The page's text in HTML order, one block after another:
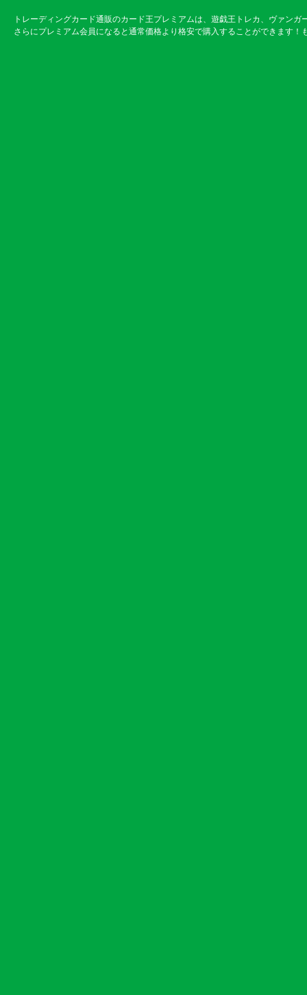
トレーディングカード通販のカード王プレミアムは、遊戯王トレカ、ヴァン
さらにプレミアム会員になると通常価格より格安で購入することができます